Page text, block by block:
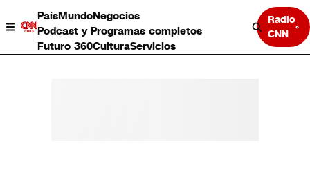
PaísMundoNegocios
Podcast y Programas completos
Futuro 360CulturaServicios
Radio
CNN